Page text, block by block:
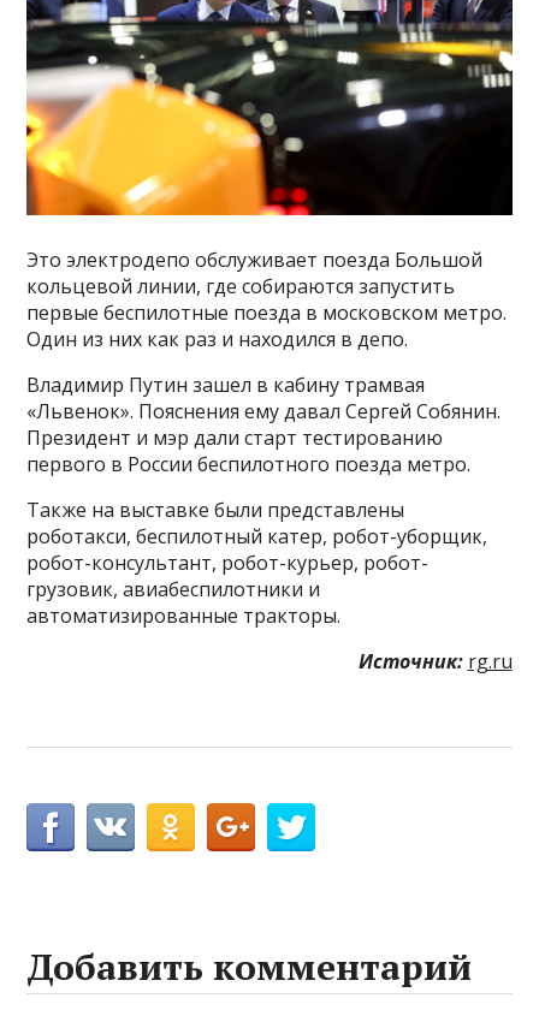
Это электродепо обслуживает поезда Большой
кольцевой линии, где собираются запустить
первые беспилотные поезда в московском метро.
Один из них как раз и находился в депо.
Владимир Путин зашел в кабину трамвая
«Львенок». Пояснения ему давал Сергей Собянин.
Президент и мэр дали старт тестированию
первого в России беспилотного поезда метро.
Также на выставке были представлены
роботакси, беспилотный катер, робот-уборщик,
робот-консультант, робот-курьер, робот-
грузовик, авиабеспилотники и
автоматизированные тракторы.
Источник: rg.ru
Добавить комментарий